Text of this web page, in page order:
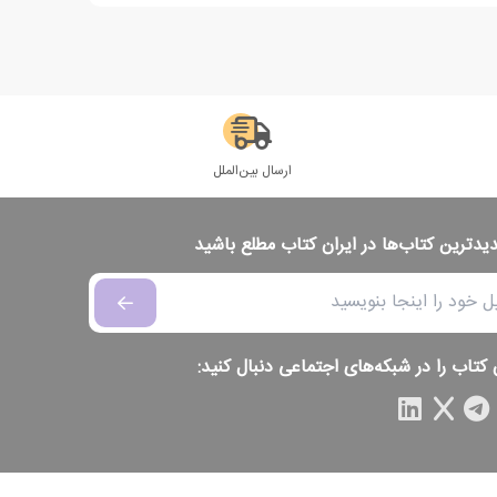
ارسال بین‌الملل
کتاب‌ها در ایران کتاب مطلع باشید
کتاب را در شبکه‌های اجتماعی دنبال کنید: